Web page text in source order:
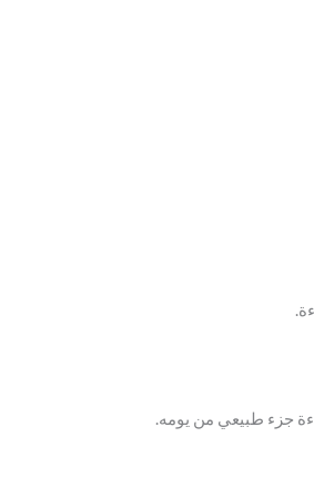
جزء طبيعي من يومه.